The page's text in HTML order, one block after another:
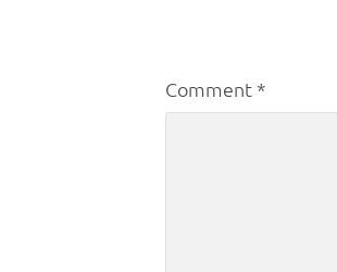
Comment *